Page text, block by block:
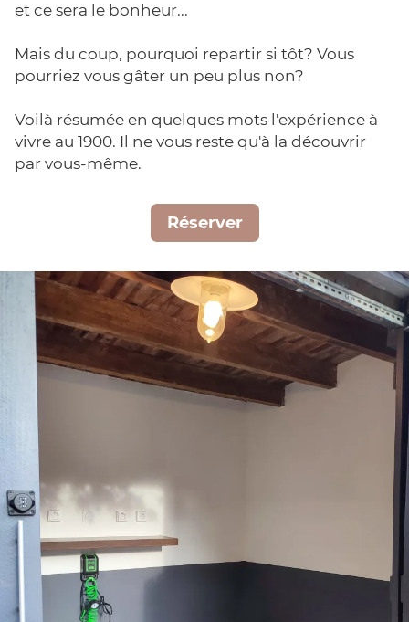
et ce sera le bonheur...
Mais du coup, pourquoi repartir si tôt? Vous
pourriez vous gâter un peu plus non?
Voilà résumée en quelques mots l'expérience à
vivre au 1900. Il ne vous reste qu'à la découvrir
par vous-même.
Réserver